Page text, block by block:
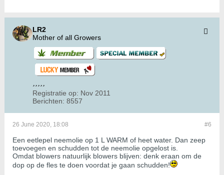
LR2
Mother of all Growers
Registratie op: Nov 2011
Berichten: 8557
#6
26 June 2020, 18:08
Een eetlepel neemolie op 1 L WARM of heet water. Dan zeep
toevoegen en schudden tot de neemolie opgelost is.
Omdat blowers natuurlijk blowers blijven: denk eraan om de
dop op de fles te doen voordat je gaan schudden!